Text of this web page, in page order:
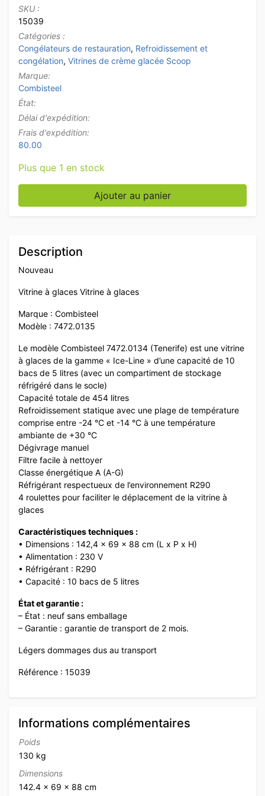
SKU :
15039
Catégories :
Congélateurs de restauration, Refroidissement et
congélation, Vitrines de crème glacée Scoop
Marque:
Combisteel
État:
Délai d'expédition:
Frais d'expédition:
80.00
Plus que 1 en stock
quantité de Mobile Combisteel Tenerife Scoop vitrine
Ajouter au panier
Description
Nouveau
Vitrine à glaces Vitrine à glaces
Marque : Combisteel
Modèle : 7472.0135
Le modèle Combisteel 7472.0134 (Tenerife) est une vitrine
à glaces de la gamme « Ice-Line » d’une capacité de 10
bacs de 5 litres (avec un compartiment de stockage
réfrigéré dans le socle)
Capacité totale de 454 litres
Refroidissement statique avec une plage de température
comprise entre -24 °C et -14 °C à une température
ambiante de +30 °C
Dégivrage manuel
Filtre facile à nettoyer
Classe énergétique A (A-G)
Réfrigérant respectueux de l’environnement R290
4 roulettes pour faciliter le déplacement de la vitrine à
glaces
Caractéristiques techniques :
• Dimensions : 142,4 x 69 x 88 cm (L x P x H)
• Alimentation : 230 V
• Réfrigérant : R290
• Capacité : 10 bacs de 5 litres
État et garantie :
– État : neuf sans emballage
– Garantie : garantie de transport de 2 mois.
Légers dommages dus au transport
Référence : 15039
Informations complémentaires
Poids
130 kg
Dimensions
142.4 × 69 × 88 cm